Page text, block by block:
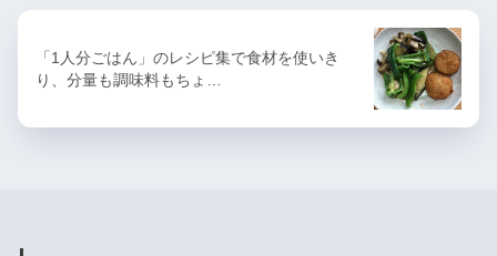
「1人分ごはん」のレシピ集で食材を使いき
り、分量も調味料もちょ…